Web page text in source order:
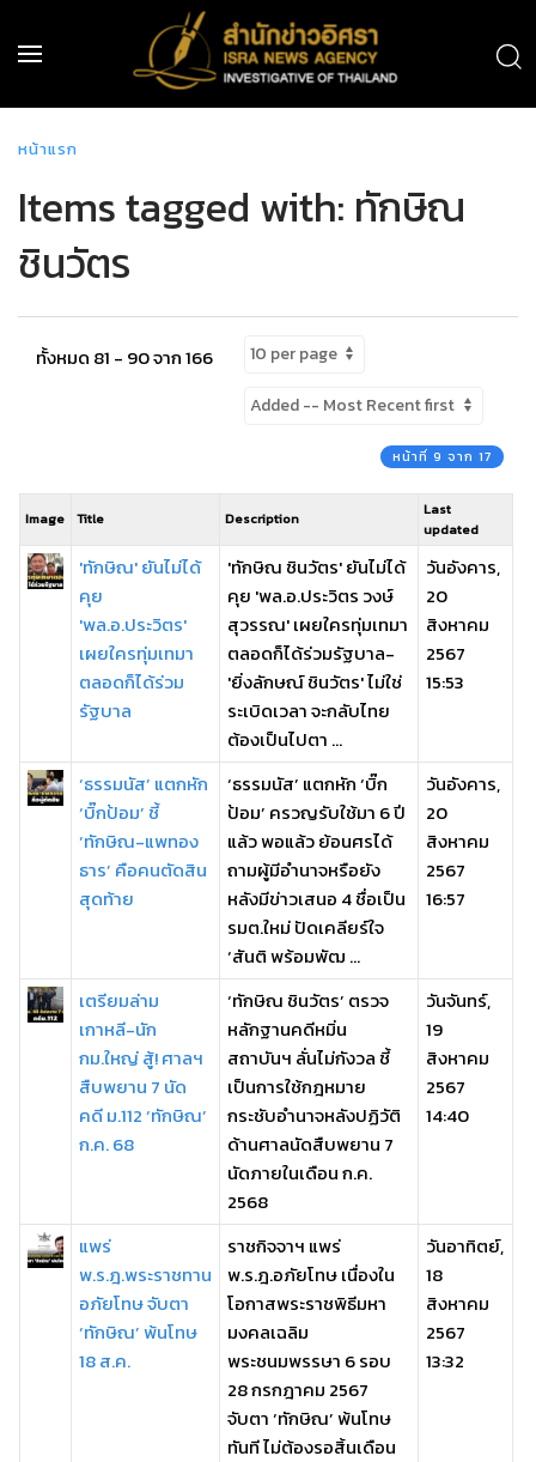
หน้าแรก
Items tagged with: ทักษิณ
ชินวัตร
ทั้งหมด 81 - 90 จาก 166
หน้าที่ 9 จาก 17
Image Title Description
Last
updated
'ทักษิณ' ยันไม่ได้
คุย
'พล.อ.ประวิตร'
เผยใครทุ่มเทมา
ตลอดก็ได้ร่วม
รัฐบาล
'ทักษิณ ชินวัตร' ยันไม่ได้
คุย 'พล.อ.ประวิตร วงษ์
สุวรรณ' เผยใครทุ่มเทมา
ตลอดก็ได้ร่วมรัฐบาล-
'ยิ่งลักษณ์ ชินวัตร' ไม่ใช่
ระเบิดเวลา จะกลับไทย
ต้องเป็นไปตา ...
วันอังคาร,
20
สิงหาคม
2567
15:53
‘ธรรมนัส’ แตกหัก
‘บิ๊กป้อม’ ชี้
‘ทักษิณ-แพทอง
ธาร’ คือคนตัดสิน
สุดท้าย
‘ธรรมนัส’ แตกหัก ‘บิ๊ก
ป้อม’ ครวญรับใช้มา 6 ปี
แล้ว พอแล้ว ย้อนศรได้
ถามผู้มีอำนาจหรือยัง
หลังมีข่าวเสนอ 4 ชื่อเป็น
รมต.ใหม่ ปัดเคลียร์ใจ
‘สันติ พร้อมพัฒ ...
วันอังคาร,
20
สิงหาคม
2567
16:57
เตรียมล่าม
เกาหลี-นัก
กม.ใหญ่ สู้! ศาลฯ
สืบพยาน 7 นัด
คดี ม.112 ‘ทักษิณ’
ก.ค. 68
‘ทักษิณ ชินวัตร’ ตรวจ
หลักฐานคดีหมิ่น
สถาบันฯ ลั่นไม่กังวล ชี้
เป็นการใช้กฎหมาย
กระชับอำนาจหลังปฏิวัติ
ด้านศาลนัดสืบพยาน 7
นัดภายในเดือน ก.ค.
2568
วันจันทร์,
19
สิงหาคม
2567
14:40
แพร่
พ.ร.ฎ.พระราชทาน
อภัยโทษ จับตา
‘ทักษิณ’ พ้นโทษ
18 ส.ค.
ราชกิจจาฯ แพร่
พ.ร.ฎ.อภัยโทษ เนื่องใน
โอกาสพระราชพิธีมหา
มงคลเฉลิม
พระชนมพรรษา 6 รอบ
28 กรกฎาคม 2567
จับตา ‘ทักษิณ’ พ้นโทษ
ทันที ไม่ต้องรอสิ้นเดือน
วันอาทิตย์,
18
สิงหาคม
2567
13:32